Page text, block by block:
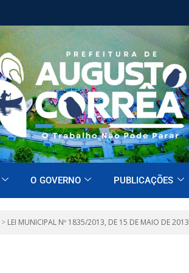
O GOVERNO PUBLICAÇÕES
> LEI MUNICIPAL Nº 1835/2013, DE 15 DE MAIO DE 2013